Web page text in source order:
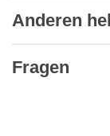
Anderen
Fragen